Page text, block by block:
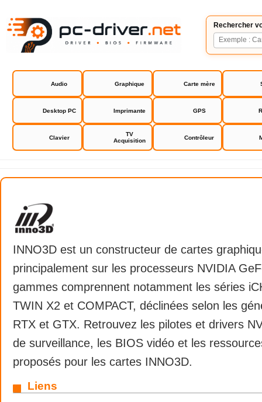
Rechercher
Audio Graphique Carte mère
Desktop PC Imprimante GPS
Clavier
TV
Acquisition
Contrôleur
INNO3D
INNO3D est un constructeur de cartes
principalement sur les processeurs NVIDIA
gammes comprennent notamment les séries
TWIN X2 et COMPACT, déclinées selon les
RTX et GTX. Retrouvez les pilotes et drivers
de surveillance, les BIOS vidéo et les
proposés pour les cartes INNO3D.
Liens